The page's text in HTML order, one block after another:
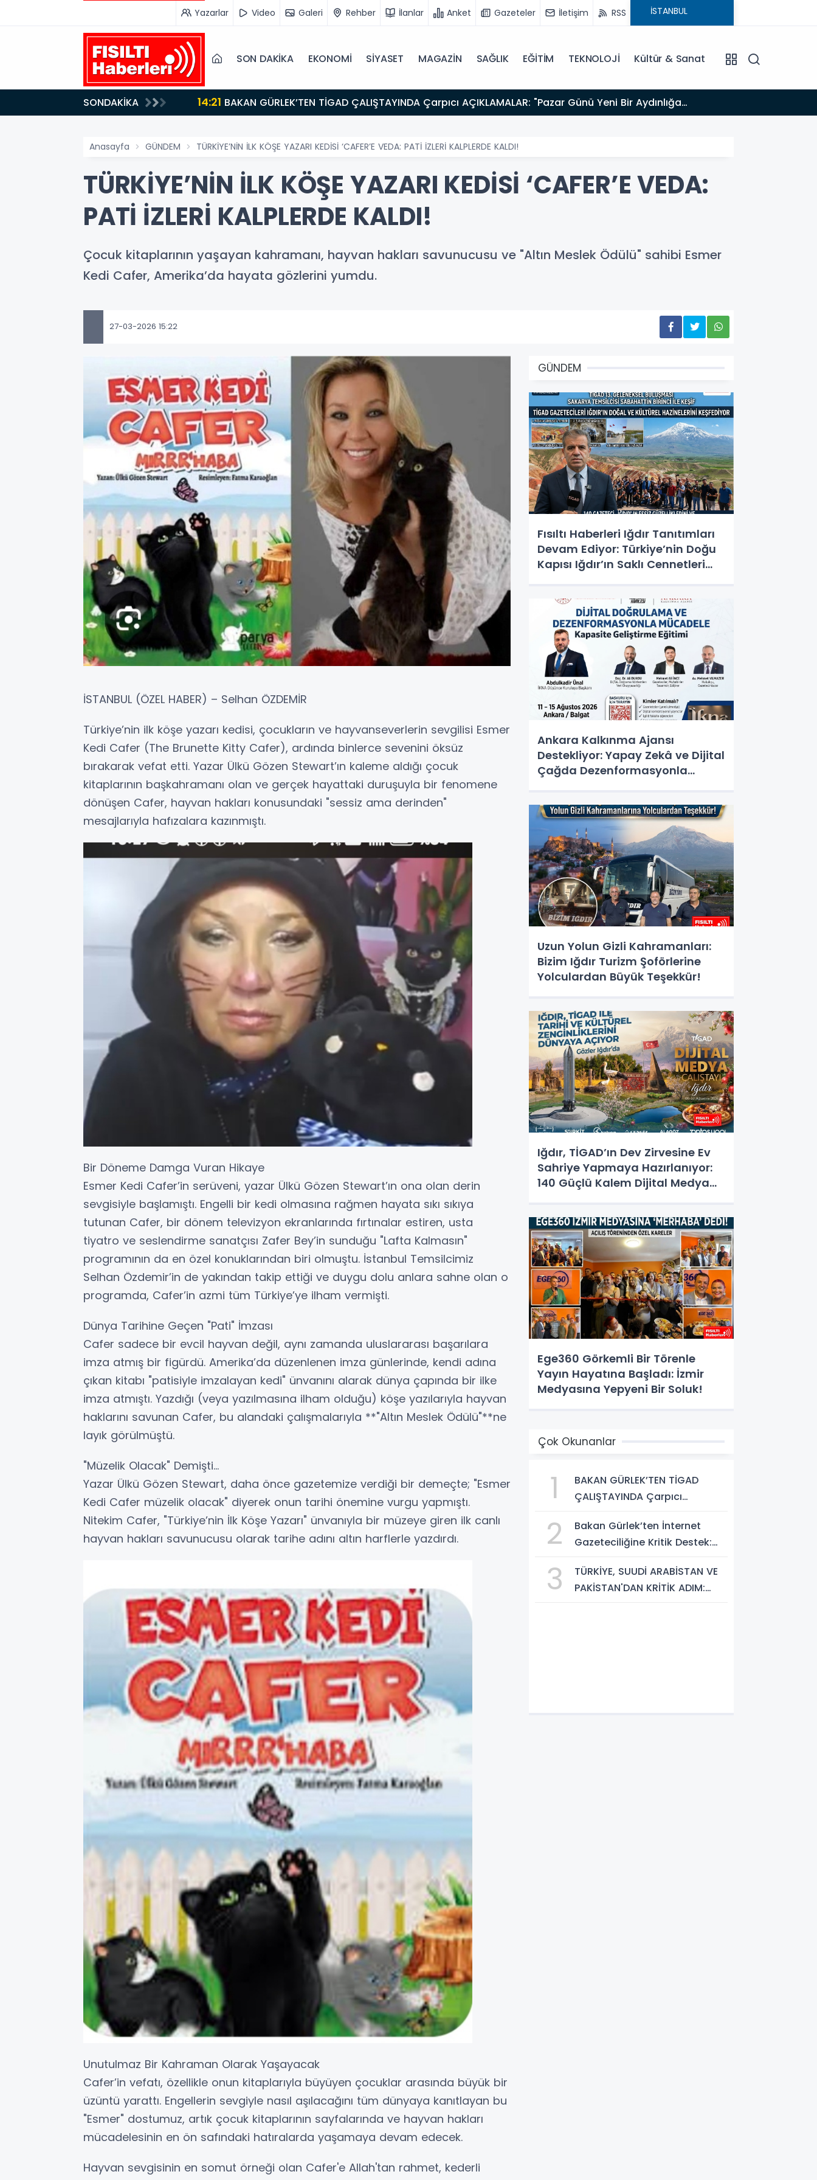
Yazarlar Video Galeri Rehber İlanlar Anket Gazeteler İletişim RSS
SON DAKİKA EKONOMİ SİYASET MAGAZİN SAĞLIK EĞİTİM TEKNOLOJİ Kültür & Sanat
SONDAKİKA 14:21
Uyanacağız"
Anasayfa GÜNDEM TÜRKİYE’NİN İLK KÖŞE YAZARI KEDİSİ ‘CAFER’E VEDA: PATİ İZLERİ KALPLERDE KALDI!
TÜRKİYE’NİN İLK KÖŞE YAZARI KEDİSİ ‘CAFER’E VEDA:
PATİ İZLERİ KALPLERDE KALDI!
Çocuk kitaplarının yaşayan kahramanı, hayvan hakları savunucusu ve "Altın Meslek Ödülü" sahibi Esmer
Kedi Cafer, Amerika’da hayata gözlerini yumdu.
27-03-2026 15:22
İSTANBUL (ÖZEL HABER) – Selhan ÖZDEMİR
Türkiye’nin ilk köşe yazarı kedisi, çocukların ve hayvanseverlerin sevgilisi Esmer
Kedi Cafer (The Brunette Kitty Cafer), ardında binlerce sevenini öksüz
bırakarak vefat etti. Yazar Ülkü Gözen Stewart’ın kaleme aldığı çocuk
kitaplarının başkahramanı olan ve gerçek hayattaki duruşuyla bir fenomene
dönüşen Cafer, hayvan hakları konusundaki "sessiz ama derinden"
mesajlarıyla hafızalara kazınmıştı.
Bir Döneme Damga Vuran Hikaye
Esmer Kedi Cafer’in serüveni, yazar Ülkü Gözen Stewart’ın ona olan derin
sevgisiyle başlamıştı. Engelli bir kedi olmasına rağmen hayata sıkı sıkıya
tutunan Cafer, bir dönem televizyon ekranlarında fırtınalar estiren, usta
tiyatro ve seslendirme sanatçısı Zafer Bey’in sunduğu "Lafta Kalmasın"
programının da en özel konuklarından biri olmuştu. İstanbul Temsilcimiz
Selhan Özdemir’in de yakından takip ettiği ve duygu dolu anlara sahne olan o
programda, Cafer’in azmi tüm Türkiye’ye ilham vermişti.
Dünya Tarihine Geçen "Pati" İmzası
Cafer sadece bir evcil hayvan değil, aynı zamanda uluslararası başarılara
imza atmış bir figürdü. Amerika’da düzenlenen imza günlerinde, kendi adına
çıkan kitabı "patisiyle imzalayan kedi" ünvanını alarak dünya çapında bir ilke
imza atmıştı. Yazdığı (veya yazılmasına ilham olduğu) köşe yazılarıyla hayvan
haklarını savunan Cafer, bu alandaki çalışmalarıyla **"Altın Meslek Ödülü"**ne
layık görülmüştü.
"Müzelik Olacak" Demişti...
Yazar Ülkü Gözen Stewart, daha önce gazetemize verdiği bir demeçte; "Esmer
Kedi Cafer müzelik olacak" diyerek onun tarihi önemine vurgu yapmıştı.
Nitekim Cafer, "Türkiye’nin İlk Köşe Yazarı" ünvanıyla bir müzeye giren ilk canlı
hayvan hakları savunucusu olarak tarihe adını altın harflerle yazdırdı.
Unutulmaz Bir Kahraman Olarak Yaşayacak
Cafer’in vefatı, özellikle onun kitaplarıyla büyüyen çocuklar arasında büyük bir
üzüntü yarattı. Engellerin sevgiyle nasıl aşılacağını tüm dünyaya kanıtlayan bu
"Esmer" dostumuz, artık çocuk kitaplarının sayfalarında ve hayvan hakları
mücadelesinin en ön safındaki hatıralarda yaşamaya devam edecek.
Hayvan sevgisinin en somut örneği olan Cafer'e Allah'tan rahmet, kederli
GÜNDEM
Fısıltı Haberleri Iğdır Tanıtımları
Devam Ediyor: Türkiye’nin Doğu
Kapısı Iğdır’ın Saklı Cennetleri
Ankara Kalkınma Ajansı
Destekliyor: Yapay Zekâ ve Dijital
Çağda Dezenformasyonla
Uzun Yolun Gizli Kahramanları:
Bizim Iğdır Turizm Şoförlerine
Yolculardan Büyük Teşekkür!
Iğdır, TİGAD’ın Dev Zirvesine Ev
Sahriye Yapmaya Hazırlanıyor:
140 Güçlü Kalem Dijital Medya
Ege360 Görkemli Bir Törenle
Yayın Hayatına Başladı: İzmir
Medyasına Yepyeni Bir Soluk!
Çok Okunanlar
1
BAKAN GÜRLEK’TEN TİGAD
ÇALIŞTAYINDA Çarpıcı
Yeni Bir Aydınlığa Uyanacağız"
2
Bakan Gürlek’ten İnternet
Gazeteciliğine Kritik Destek:
Toplanmalıyız, Yasal
Düzenlemeye Hazırız"
3
TÜRKİYE, SUUDİ ARABİSTAN VE
PAKİSTAN'DAN KRİTİK ADIM: